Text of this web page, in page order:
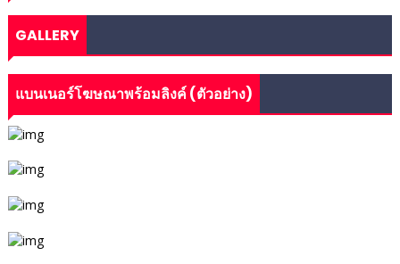
GALLERY
แบนเนอร์โฆษณาพร้อมลิงค์ (ตัวอย่าง)